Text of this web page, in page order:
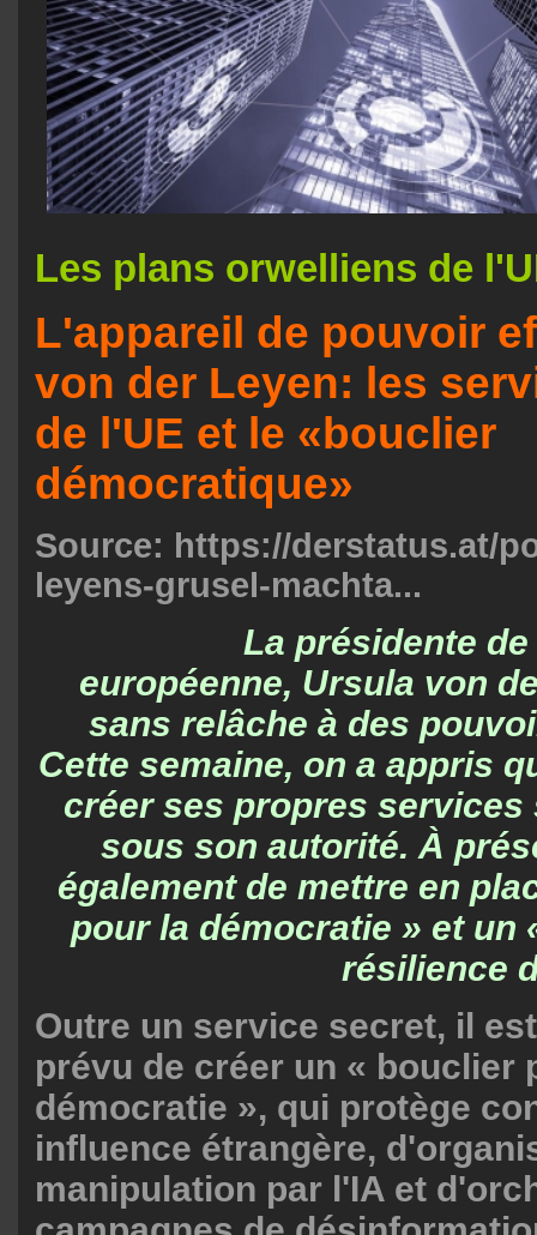
Les plans orwelliens de
L'appareil de pouvoir
von der Leyen: les
de l'UE et le «bouclier
démocratique»
Source: https://derstatus.at/
leyens-grusel-machta...
La présidente
européenne, Ursula von
sans relâche à des
Cette semaine, on a appris
créer ses propres services
sous son autorité. À
également de mettre en
pour la démocratie » et un
résilience
Outre un service secret, il
prévu de créer un « bouclier
démocratie », qui protège
influence étrangère,
manipulation par l'IA et